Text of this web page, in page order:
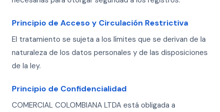
Principio de Acceso y Circulación Restrictiva
El tratamiento se sujeta a los límites que se derivan de la
naturaleza de los datos personales y de las disposiciones
de la ley.
Principio de Confidencialidad
COMERCIAL COLOMBIANA LTDA está obligada a